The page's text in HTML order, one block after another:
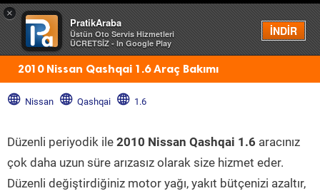
×
PratikAraba
Üstün Oto Servis Hizmetleri
ÜCRETSİZ - In Google Play
İNDİR
Menü
2010 Nissan Qashqai 1.6 Araç Bakımı
Nissan Qashqai 1.6
Düzenli periyodik ile 2010 Nissan Qashqai 1.6 aracınız
çok daha uzun süre arızasız olarak size hizmet eder.
Düzenli değiştirdiğiniz motor yağı, yakıt bütçenizi azaltır,